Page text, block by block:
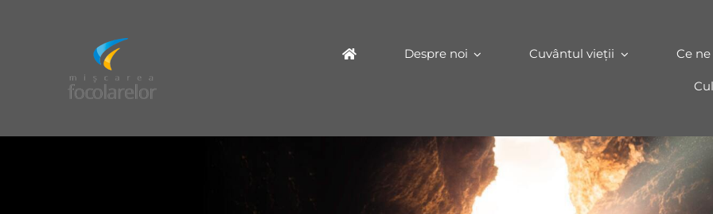
Despre noi Cuvântul vieții Ce